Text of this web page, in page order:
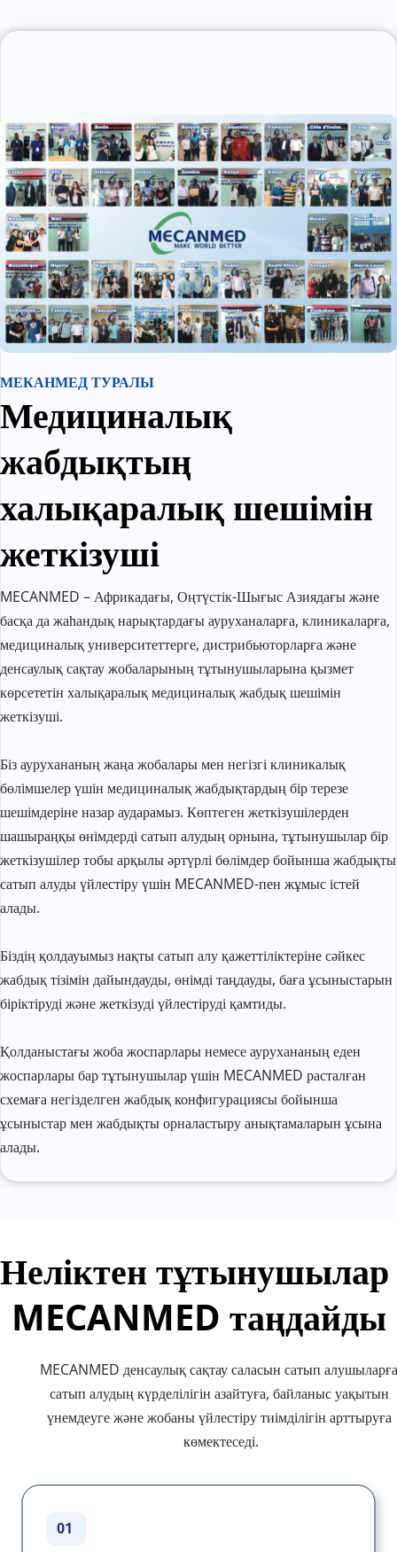
МЕКАНМЕД ТУРАЛЫ
Медициналық
жабдықтың
халықаралық шешімін
жеткізуші
MECANMED – Африкадағы, Оңтүстік-Шығыс Азиядағы және
басқа да жаһандық нарықтардағы ауруханаларға, клиникаларға,
медициналық университеттерге, дистрибьюторларға және
денсаулық сақтау жобаларының тұтынушыларына қызмет
көрсететін халықаралық медициналық жабдық шешімін
жеткізуші.
Біз аурухананың жаңа жобалары мен негізгі клиникалық
бөлімшелер үшін медициналық жабдықтардың бір терезе
шешімдеріне назар аударамыз. Көптеген жеткізушілерден
шашыраңқы өнімдерді сатып алудың орнына, тұтынушылар бір
жеткізушілер тобы арқылы әртүрлі бөлімдер бойынша жабдықты
сатып алуды үйлестіру үшін MECANMED-пен жұмыс істей
алады.
Біздің қолдауымыз нақты сатып алу қажеттіліктеріне сәйкес
жабдық тізімін дайындауды, өнімді таңдауды, баға ұсыныстарын
біріктіруді және жеткізуді үйлестіруді қамтиды.
Қолданыстағы жоба жоспарлары немесе аурухананың еден
жоспарлары бар тұтынушылар үшін MECANMED расталған
схемаға негізделген жабдық конфигурациясы бойынша
ұсыныстар мен жабдықты орналастыру анықтамаларын ұсына
алады.
Неліктен тұтынушылар
MECANMED таңдайды
MECANMED денсаулық сақтау саласын сатып алушыларға
сатып алудың күрделілігін азайтуға, байланыс уақытын
үнемдеуге және жобаны үйлестіру тиімділігін арттыруға
көмектеседі.
01